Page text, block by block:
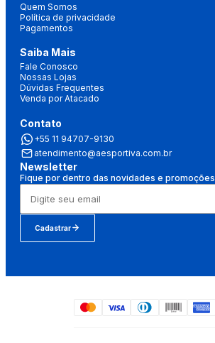
Quem Somos
Política de privacidade
Pagamentos
Saiba Mais
Fale Conosco
Nossas Lojas
Dúvidas Frequentes
Venda por Atacado
Contato
+55 11 94707-9130
atendimento@aesportiva.com.br
Newsletter
Fique por dentro das novidades e promoções
Cadastrar